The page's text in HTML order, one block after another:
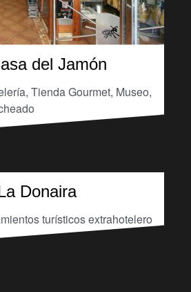
del Jamón
Tienda Gourmet, Museo,
Donaira
turísticos extrahotelero